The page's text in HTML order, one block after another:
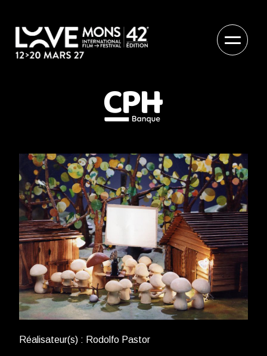
Réalisateur(s) : Rodolfo Pastor